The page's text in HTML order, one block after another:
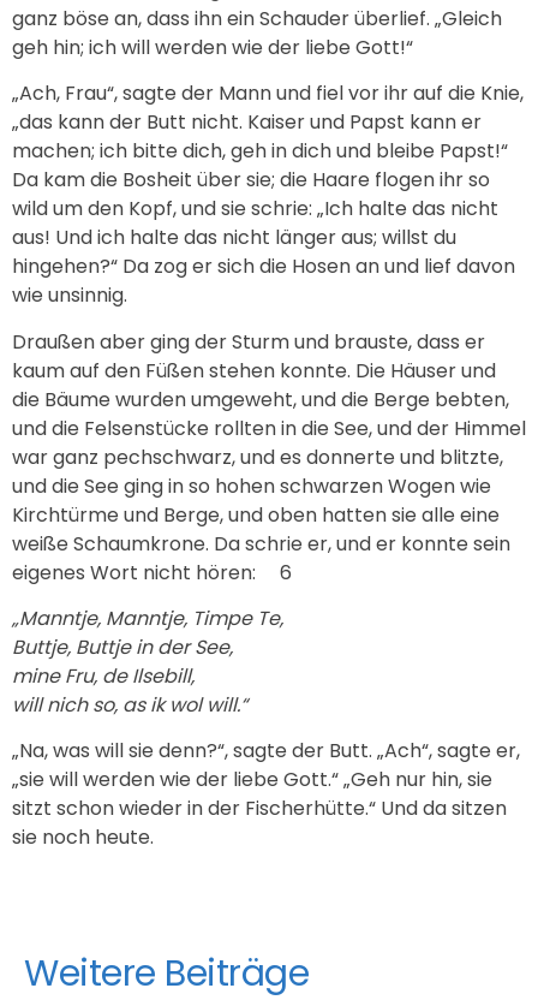
ganz böse an, dass ihn ein Schauder überlief. „Gleich
geh hin; ich will werden wie der liebe Gott!“
„Ach, Frau“, sagte der Mann und fiel vor ihr auf die Knie,
„das kann der Butt nicht. Kaiser und Papst kann er
machen; ich bitte dich, geh in dich und bleibe Papst!“
Da kam die Bosheit über sie; die Haare flogen ihr so
wild um den Kopf, und sie schrie: „Ich halte das nicht
aus! Und ich halte das nicht länger aus; willst du
hingehen?“ Da zog er sich die Hosen an und lief davon
wie unsinnig.
Draußen aber ging der Sturm und brauste, dass er
kaum auf den Füßen stehen konnte. Die Häuser und
die Bäume wurden umgeweht, und die Berge bebten,
und die Felsenstücke rollten in die See, und der Himmel
war ganz pechschwarz, und es donnerte und blitzte,
und die See ging in so hohen schwarzen Wogen wie
Kirchtürme und Berge, und oben hatten sie alle eine
weiße Schaumkrone. Da schrie er, und er konnte sein
eigenes Wort nicht hören: 6
„Manntje, Manntje, Timpe Te,
Buttje, Buttje in der See,
mine Fru, de Ilsebill,
will nich so, as ik wol will.“
„Na, was will sie denn?“, sagte der Butt. „Ach“, sagte er,
„sie will werden wie der liebe Gott.“ „Geh nur hin, sie
sitzt schon wieder in der Fischerhütte.“ Und da sitzen
sie noch heute.
Weitere Beiträge